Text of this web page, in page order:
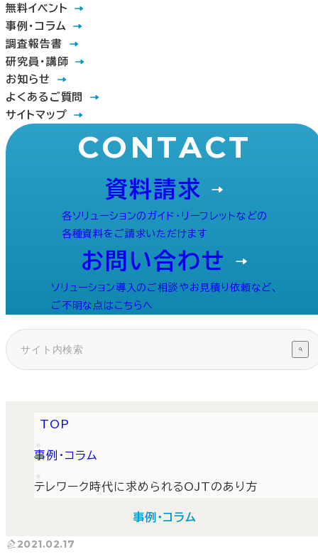
無料イベント
事例・コラム
調査報告書
研究員・講師
お知らせ
よくあるご質問
サイトマップ
CONTACT
資料請求
各ソリューションのガイド・リーフレットなどの
各種資料をご請求いただけます
お問い合わせ
ソリューション導入のご相談やお見積り依頼など、
ご不明な点はこちらへ
TOP
事例・コラム
テレワーク時代に求められるOJTのあり方
事例・コラム
2021.02.17